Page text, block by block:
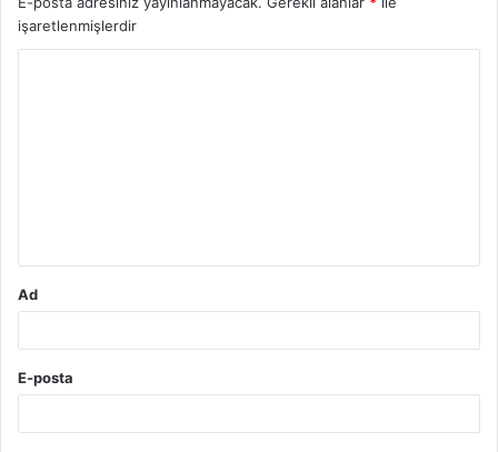
işaretlenmişlerdir
Ad
E-posta